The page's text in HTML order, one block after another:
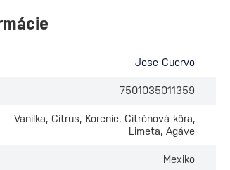
Jose Cuervo
7501035011359
Vanilka, Citrus, Korenie, Citrónová kôra,
Limeta, Agáve
Mexiko